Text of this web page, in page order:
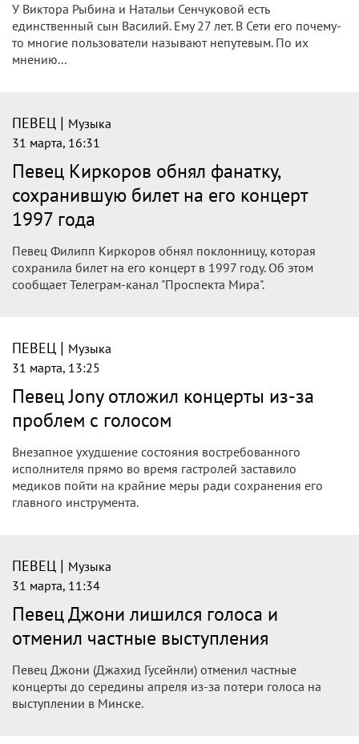
У Виктора Рыбина и Натальи Сенчуковой есть
единственный сын Василий. Ему 27 лет. В Сети его почему-
то многие пользователи называют непутевым. По их
мнению...
ПЕВЕЦ | Музыка
31 марта, 16:31
Певец Киркоров обнял фанатку,
сохранившую билет на его концерт
1997 года
Певец Филипп Киркоров обнял поклонницу, которая
сохранила билет на его концерт в 1997 году. Об этом
сообщает Телеграм-канал "Проспекта Мира".
ПЕВЕЦ | Музыка
31 марта, 13:25
Певец Jony отложил концерты из‑за
проблем с голосом
Внезапное ухудшение состояния востребованного
исполнителя прямо во время гастролей заставило
медиков пойти на крайние меры ради сохранения его
главного инструмента.
ПЕВЕЦ | Музыка
31 марта, 11:34
Певец Джони лишился голоса и
отменил частные выступления
Певец Джони (Джахид Гусейнли) отменил частные
концерты до середины апреля из-за потери голоса на
выступлении в Минске.